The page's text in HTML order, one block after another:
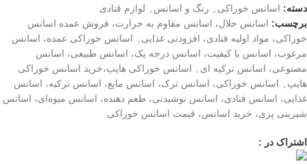
دسته: اسانس خوراکی رنگ و اسانس
لوازم قنادی
برچسب: اسانس حلال، اسانس مقاوم به حرارت، فروش عمده اسانس
خوراکی، مواد اولیه قنادی، افزودنی غذایی
اسانس خوراکی عمده، اسانس
مرغوب، اسانس با کیفیت، اسانس درجه یک، اسانس طبیعی، اسانس
مصنوعی، اسانس ترکیه ای
اسانس خوراکی هایپ،خرید اسانس خوراکی
هایپ
اسانس خوراکی، اسانس ترک، اسانس مایع، اسانس ترکیه، اسانس
غذایی، اسانس قنادی، اسانس نوشیدنی، طعم دهنده، اسانس میوه‌ای، اسانس
شیرینی پزی، خرید اسانس، قیمت اسانس خوراکی
اشتراک در :